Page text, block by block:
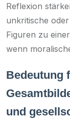
Reflexion
unkritische
Figuren zu
wenn
Bedeutung
und